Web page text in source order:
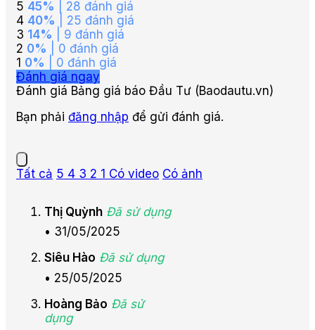
5 45% | 28 đánh giá
4 40% | 25 đánh giá
3 14% | 9 đánh giá
2 0% | 0 đánh giá
1 0% | 0 đánh giá
Đánh giá ngay
Đánh giá Bảng giá báo Đầu Tư (Baodautu.vn)
Bạn phải đăng nhập để gửi đánh giá.
Tất cả 5 4 3 2 1 Có video Có ảnh
Thị Quỳnh Đã sử dụng
• 31/05/2025
Siêu Hào Đã sử dụng
• 25/05/2025
Hoàng Bảo Đã sử
dụng